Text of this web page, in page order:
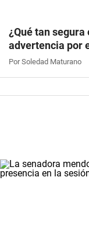
¿Qué tan
advertencia por
Por Soledad Maturano